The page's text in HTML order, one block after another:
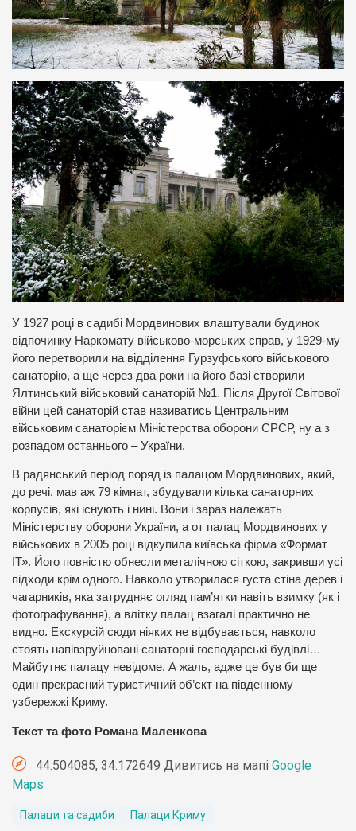
У 1927 році в садибі Мордвинових влаштували будинок
відпочинку Наркомату військово-морських справ, у 1929-му
його перетворили на відділення Гурзуфського військового
санаторію, а ще через два роки на його базі створили
Ялтинський військовий санаторій №1. Після Другої Світової
війни цей санаторій став називатись Центральним
військовим санаторієм Міністерства оборони СРСР, ну а з
розпадом останнього – України.
В радянський період поряд із палацом Мордвинових, який,
до речі, мав аж 79 кімнат, збудували кілька санаторних
корпусів, які існують і нині. Вони і зараз належать
Міністерству оборони України, а от палац Мордвинових у
військових в 2005 році відкупила київська фірма «Формат
ІТ». Його повністю обнесли металічною сіткою, закривши усі
підходи крім одного. Навколо утворилася густа стіна дерев і
чагарників, яка затрудняє огляд пам’ятки навіть взимку (як і
фотографування), а влітку палац взагалі практично не
видно. Екскурсій сюди ніяких не відбувається, навколо
стоять напівзруйновані санаторні господарські будівлі…
Майбутнє палацу невідоме. А жаль, адже це був би ще
один прекрасний туристичний об’єкт на південному
узбережжі Криму.
Текст та фото Романа Маленкова
44.504085, 34.172649 Дивитись на мапі Google
Maps
Палаци та садиби Палаци Криму